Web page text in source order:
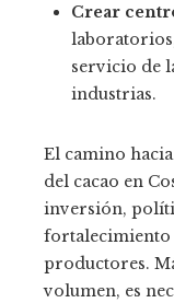
Crear
servicio de
industrias.
El camino
del cacao en
inversión,
fortalecimiento
productores.
volumen, es